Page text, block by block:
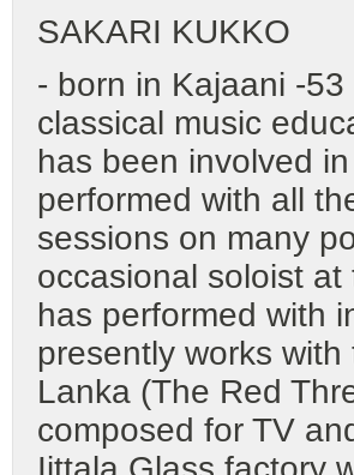
SAKARI KUKKO
- born in Kajaani -
classical music
has been involved
performed with all
sessions on many
occasional soloist
has performed with
presently works
Lanka (The Red
composed for TV